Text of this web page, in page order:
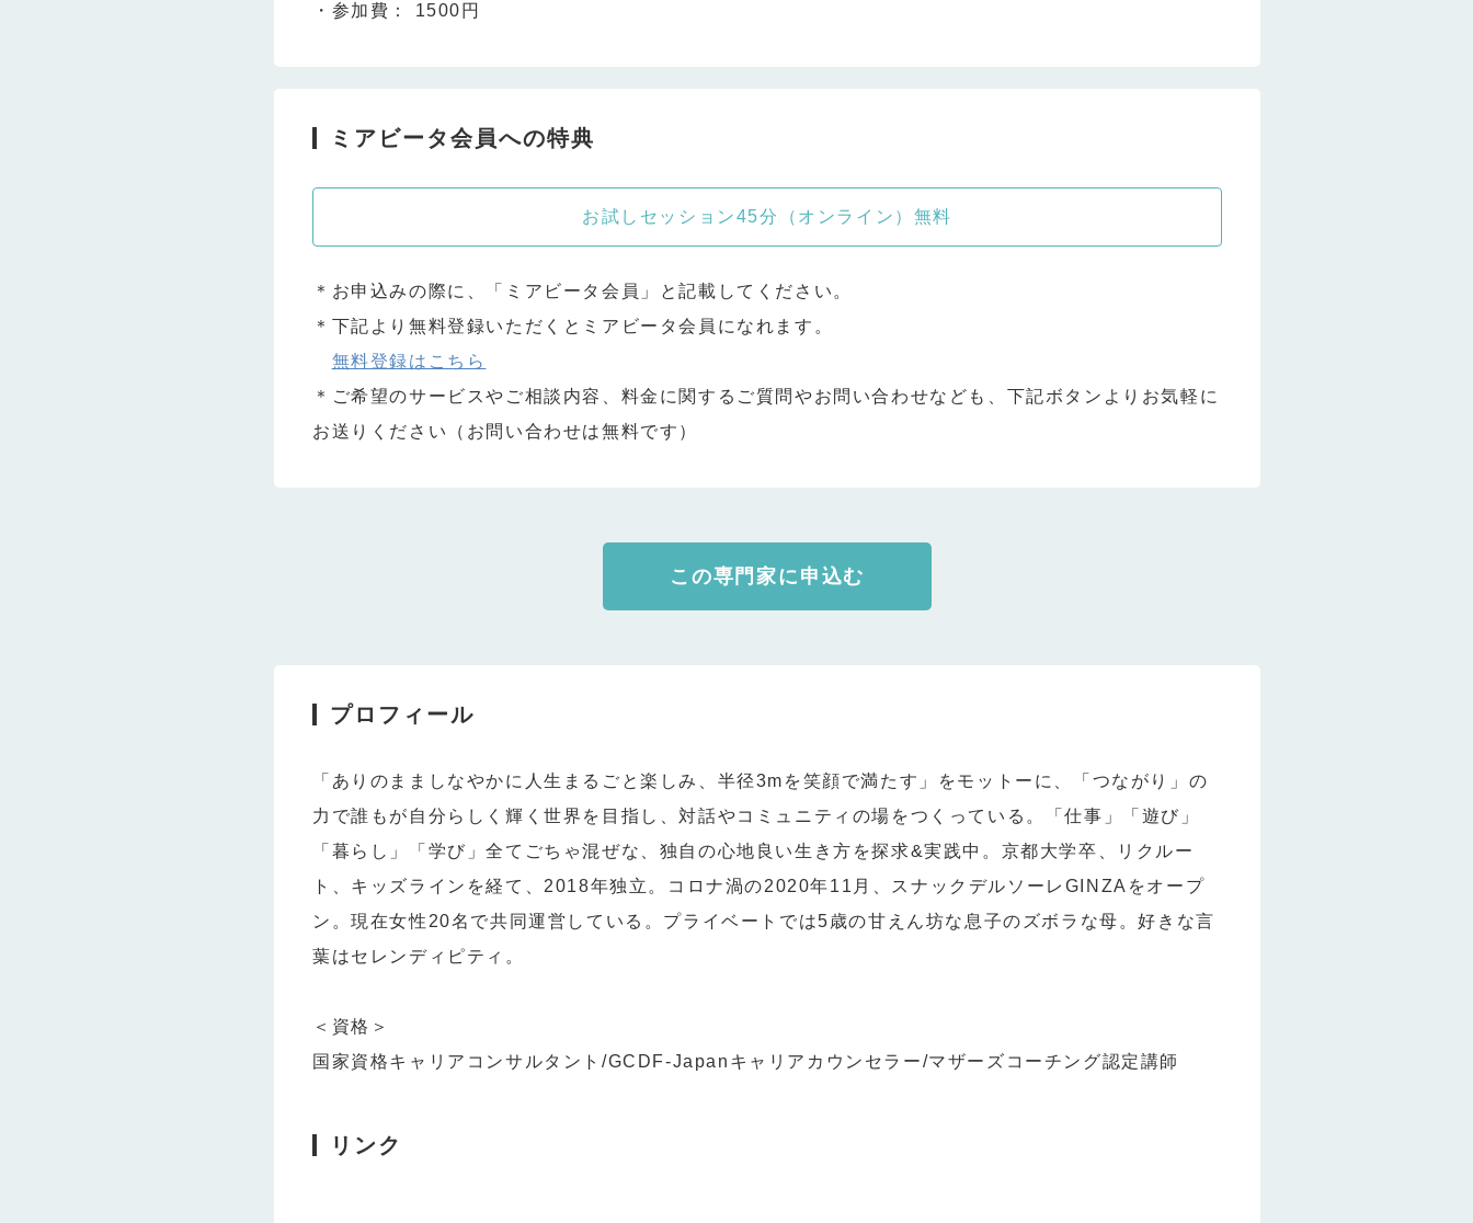
・参加費： 1500円
ミアビータ会員への特典
お試しセッション45分（オンライン）無料
＊お申込みの際に、「ミアビータ会員」と記載してください。
＊下記より無料登録いただくとミアビータ会員になれます。
無料登録はこちら
＊ご希望のサービスやご相談内容、料金に関するご質問やお問い合わせなども、下記ボタンよりお気軽に
お送りください（お問い合わせは無料です）
プロフィール
「ありのまましなやかに人生まるごと楽しみ、半径3mを笑顔で満たす」をモットーに、「つながり」の
力で誰もが自分らしく輝く世界を目指し、対話やコミュニティの場をつくっている。「仕事」「遊び」
「暮らし」「学び」全てごちゃ混ぜな、独自の心地良い生き方を探求&実践中。京都大学卒、リクルー
ト、キッズラインを経て、2018年独立。コロナ渦の2020年11月、スナックデルソーレGINZAをオープ
ン。現在女性20名で共同運営している。プライベートでは5歳の甘えん坊な息子のズボラな母。好きな言
葉はセレンディピティ。
＜資格＞
国家資格キャリアコンサルタント/GCDF-Japanキャリアカウンセラー/マザーズコーチング認定講師
リンク